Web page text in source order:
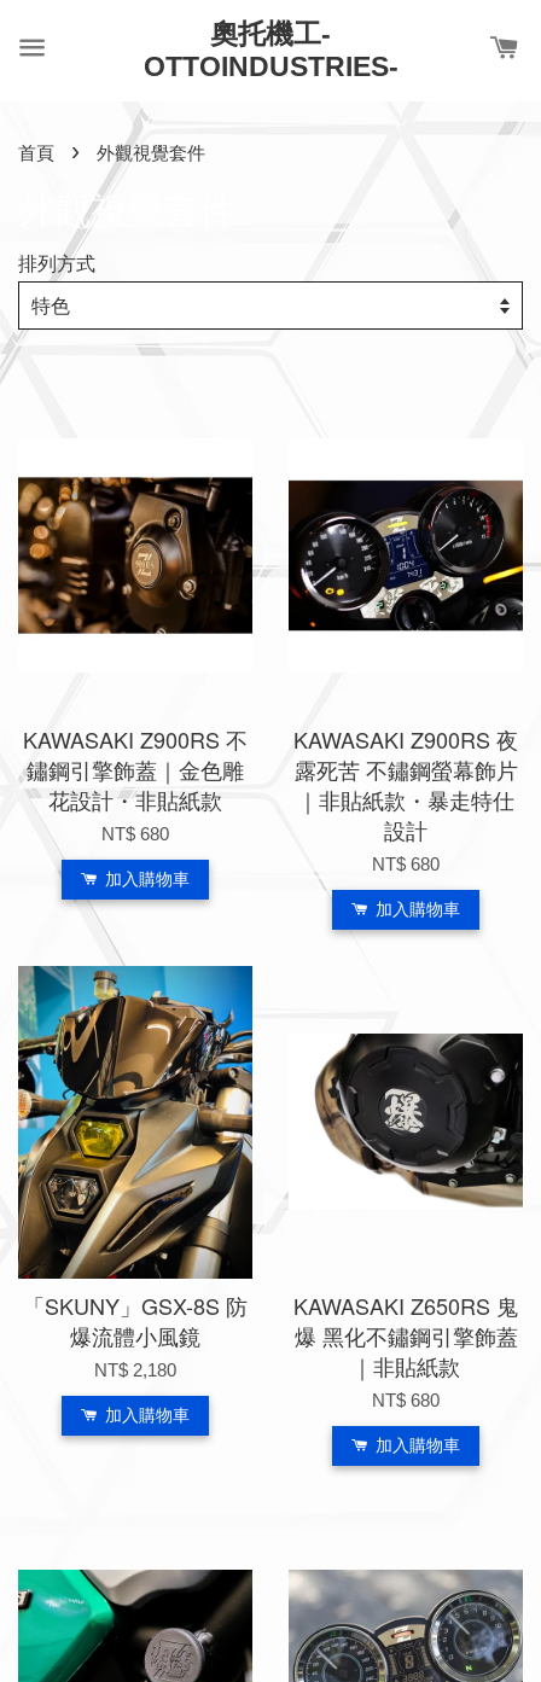
奧托機工-
OTTOINDUSTRIES-
首頁 › 外觀視覺套件
外觀視覺套件
排列方式
KAWASAKI Z900RS 不
鏽鋼引擎飾蓋｜金色雕
花設計・非貼紙款
NT$ 680
加入購物車
KAWASAKI Z900RS 夜
露死苦 不鏽鋼螢幕飾片
｜非貼紙款・暴走特仕
設計
NT$ 680
加入購物車
「SKUNY」GSX-8S 防
爆流體小風鏡
NT$ 2,180
加入購物車
KAWASAKI Z650RS 鬼
爆 黑化不鏽鋼引擎飾蓋
｜非貼紙款
NT$ 680
加入購物車